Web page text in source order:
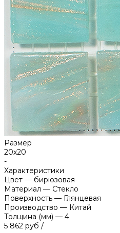
Размер
20х20
-
Характеристики
Цвет — бирюзовая
Материал — Стекло
Поверхность — Глянцевая
Производство — Китай
Толщина (мм) — 4
5 862 руб /